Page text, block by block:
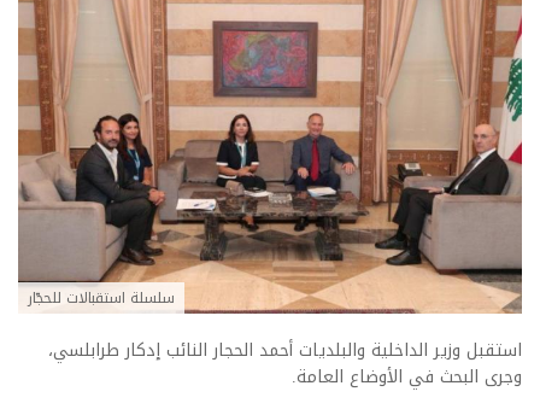
سلسلة استقبالات للحجّار
استقبل وزير الداخلية والبلديات أحمد الحجار النائب إدكار طرابلسي،
وجرى البحث في الأوضاع العامة.